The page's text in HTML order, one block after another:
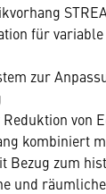
für
zur
von
kombiniert
Bezug zum
und